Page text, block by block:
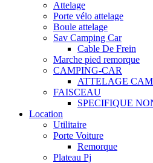
Attelage
Porte vélo attelage
Boule attelage
Sav Camping Car
Cable De Frein
Marche pied remorque
CAMPING-CAR
ATTELAGE
FAISCEAU
SPECIFIQUE
Location
Utilitaire
Porte Voiture
Remorque
Plateau Pj